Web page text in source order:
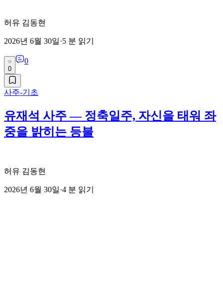
허유 김동현
2026년 6월 30일·5 분 읽기
0
0
사주-기초
유재석 사주 — 정축일주, 자신을 태워 좌
중을 밝히는 등불
허유 김동현
2026년 6월 30일·4 분 읽기